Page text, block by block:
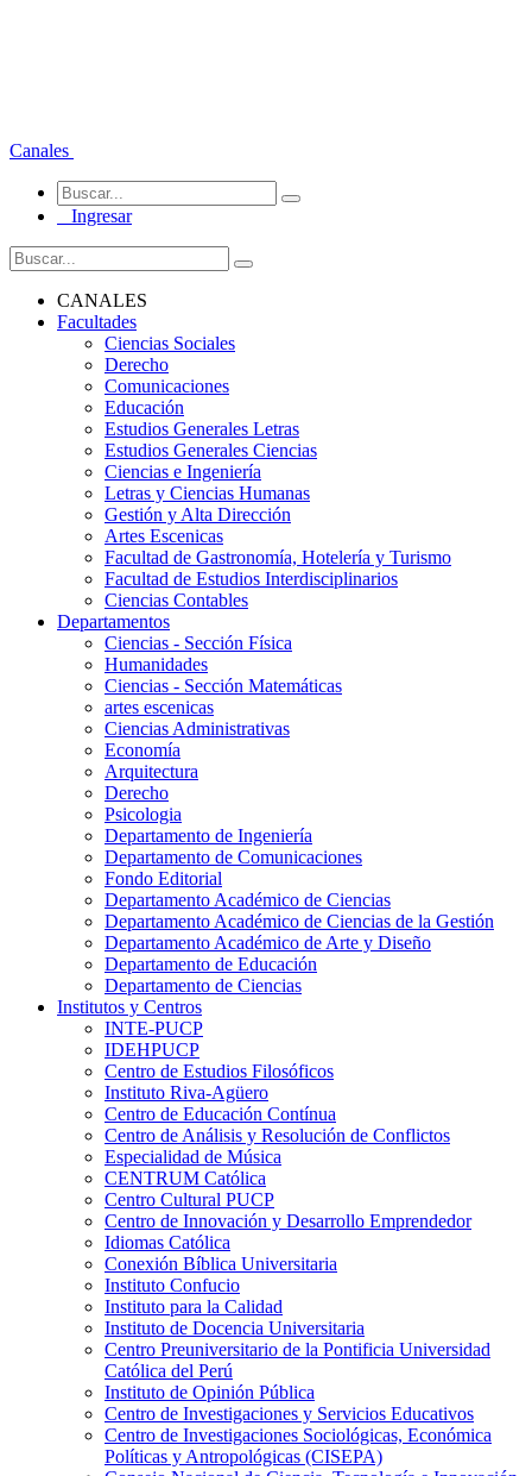
Canales
Ingresar
CANALES
Facultades
Ciencias Sociales
Derecho
Comunicaciones
Educación
Estudios Generales Letras
Estudios Generales Ciencias
Ciencias e Ingeniería
Letras y Ciencias Humanas
Gestión y Alta Dirección
Artes Escenicas
Facultad de Gastronomía, Hotelería y Turismo
Facultad de Estudios Interdisciplinarios
Ciencias Contables
Departamentos
Ciencias - Sección Física
Humanidades
Ciencias - Sección Matemáticas
artes escenicas
Ciencias Administrativas
Economía
Arquitectura
Derecho
Psicologia
Departamento de Ingeniería
Departamento de Comunicaciones
Fondo Editorial
Departamento Académico de Ciencias
Departamento Académico de Ciencias de la Gestión
Departamento Académico de Arte y Diseño
Departamento de Educación
Departamento de Ciencias
Institutos y Centros
INTE-PUCP
IDEHPUCP
Centro de Estudios Filosóficos
Instituto Riva-Agüero
Centro de Educación Contínua
Centro de Análisis y Resolución de Conflictos
Especialidad de Música
CENTRUM Católica
Centro Cultural PUCP
Centro de Innovación y Desarrollo Emprendedor
Idiomas Católica
Conexión Bíblica Universitaria
Instituto Confucio
Instituto para la Calidad
Instituto de Docencia Universitaria
Centro Preuniversitario de la Pontificia Universidad
Católica del Perú
Instituto de Opinión Pública
Centro de Investigaciones y Servicios Educativos
Centro de Investigaciones Sociológicas, Económica
Políticas y Antropológicas (CISEPA)